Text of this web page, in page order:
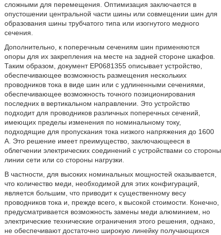
сложными для перемещения. Оптимизация заключается в
опустошении центральной части шины или совмещении шин для
образования шины трубчатого типа или изогнутого медного
сечения.
Дополнительно, к поперечным сечениям шин применяются
опоры для их закрепления на месте на задней стороне шкафов.
Таким образом, документ EP0681355 описывает устройство,
обеспечивающее возможность размещения нескольких
проводников тока в виде шин или с удлиненными сечениями,
обеспечивающее возможность точного позиционирования
последних в вертикальном направлении. Это устройство
подходит для проводников различных поперечных сечений,
имеющих пределы изменения по номинальному току,
подходящие для пропускания тока низкого напряжения до 1600
А. Это решение имеет преимущество, заключающееся в
облегчении электрических соединений с устройствами со стороны
линии сети или со стороны нагрузки.
В частности, для высоких номинальных мощностей оказывается,
что количество меди, необходимой для этих конфигураций,
является большим, что приводит к существенному весу
проводников тока и, прежде всего, к высокой стоимости. Конечно,
предусматривается возможность замены меди алюминием, но
электрические технические ограничения этого решения, однако,
не обеспечивают достаточно широкую линейку получающихся